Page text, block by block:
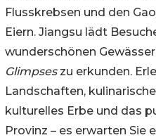
Flusskrebsen und den
Eiern. Jiangsu lädt
wunderschönen
Glimpseszu erkunden.
Landschaften,
kulturelles Erbe und das
Provinz – es erwarten Sie